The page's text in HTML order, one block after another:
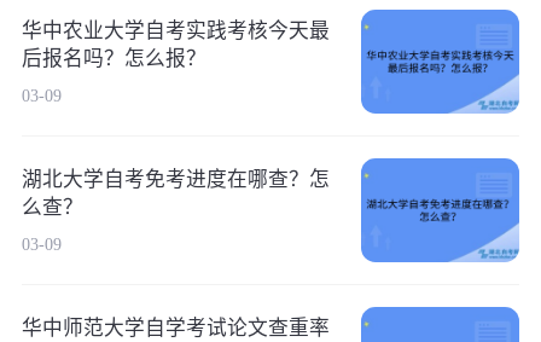
华中农业大学自考实践考核今天最
后报名吗？怎么报？
03-09
湖北大学自考免考进度在哪查？怎
么查？
03-09
华中师范大学自学考试论文查重率